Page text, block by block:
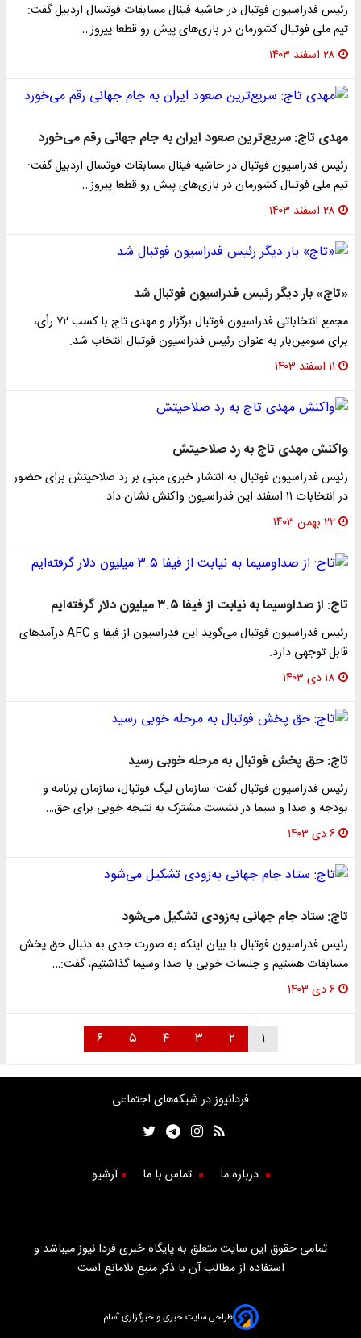
رئیس فدراسیون فوتبال در حاشیه فینال مسابقات فوتسال اردبیل گفت:
تیم ملی فوتبال کشورمان در بازی‌های پیش رو قطعا پیروز…
۲۸ اسفند ۱۴۰۳
مهدی تاج: سریع‌ترین صعود ایران به جام جهانی رقم می‌خورد
رئیس فدراسیون فوتبال در حاشیه فینال مسابقات فوتسال اردبیل گفت:
تیم ملی فوتبال کشورمان در بازی‌های پیش رو قطعا پیروز…
۲۸ اسفند ۱۴۰۳
«تاج» بار دیگر رئیس فدراسیون فوتبال شد
مجمع انتخاباتی فدراسیون فوتبال برگزار و مهدی تاج با کسب ۷۲ رأی،
برای سومین‌بار به عنوان رئیس فدراسیون فوتبال انتخاب شد.
۱۱ اسفند ۱۴۰۳
واکنش مهدی تاج به رد صلاحیتش
رئیس فدراسیون فوتبال به انتشار خبری مبنی بر رد صلاحیتش برای حضور
در انتخابات ۱۱ اسفند این فدراسیون واکنش نشان داد.
۲۲ بهمن ۱۴۰۳
تاج: از صداوسیما به نیابت از فیفا ۳.۵ میلیون دلار گرفته‌ایم
رئیس فدراسیون فوتبال می‌گوید این فدراسیون از فیفا و AFC درآمدهای
قابل توجهی دارد.
۱۸ دی ۱۴۰۳
تاج: حق پخش فوتبال به مرحله خوبی رسید
رئیس فدراسیون فوتبال گفت: ‌سازمان لیگ فوتبال، سازمان برنامه و
بودجه و صدا و سیما در نشست مشترک به نتیجه خوبی برای حق…
۶ دی ۱۴۰۳
تاج: ستاد جام جهانی به‌زودی تشکیل می‌شود
رئیس فدراسیون فوتبال با بیان اینکه به صورت جدی به دنبال حق پخش
مسابقات هستیم و جلسات خوبی با صدا وسیما گذاشتیم، گفت:…
۶ دی ۱۴۰۳
۱ ۲ ۳ ۴ ۵ ۶
فردانیوز در شبکه‌های اجتماعی
درباره ما تماس با ما آرشیو
تمامی حقوق این سایت متعلق به پایگاه خبری فردا نیوز میباشد و
استفاده از مطالب آن با ذکر منبع بلامانع است
طراحی سایت خبری و خبرگزاری آسام